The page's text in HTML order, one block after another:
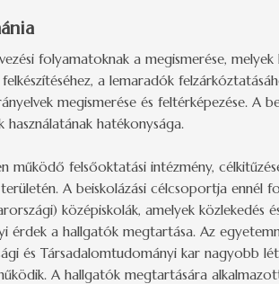
folyamatoknak a megismerése,
a lemaradók
megismerése és feltérképezése. A
hatékonysága.
működő felsőoktatási intézmény,
A beiskolázási célcsoportja
középiskolák, amelyek közlekedés
a hallgatók megtartása. Az
és Társadalomtudományi kar nagyobb
A hallgatók megtartására